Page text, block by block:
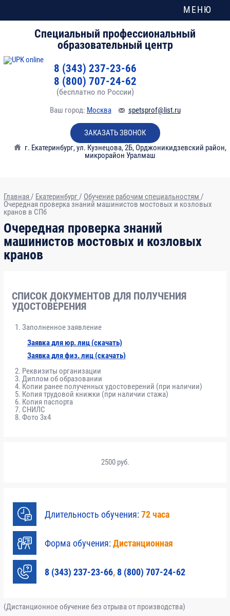
Специальный профессиональный
образовательный центр
8 (343) 237-23-66
8 (800) 707-24-62
(бесплатно по России)
Ваш город: Москва spetsprof@list.ru
ЗАКАЗАТЬ ЗВОНОК
г. Екатеринбург,ул. Кузнецова, 2Б, Орджоникидзевский район,
микрорайон Уралмаш
МЕНЮ
Главная / Екатеринбург/ Обучение рабочим специальностям /
Очередная проверка знаний машинистов мостовых и козловых
кранов в СПб
Очередная проверка знаний
машинистов мостовых и козловых
кранов
СПИСОК ДОКУМЕНТОВ ДЛЯ ПОЛУЧЕНИЯ
УДОСТОВЕРЕНИЯ
Заполненное заявление
Заявка для юр. лиц (скачать)
Заявка для физ. лиц (скачать)
Реквизиты организации
Диплом об образовании
Копии ранее полученных удостоверений (при наличии)
Копия трудовой книжки (при наличии стажа)
Копия паспорта
СНИЛС
Фото 3x4
2500руб.
Длительность обучения:72 часа
Форма обучения:Дистанционная
8 (343) 237-23-66, 8 (800) 707-24-62
(Дистанционное обучение без отрыва от производства)